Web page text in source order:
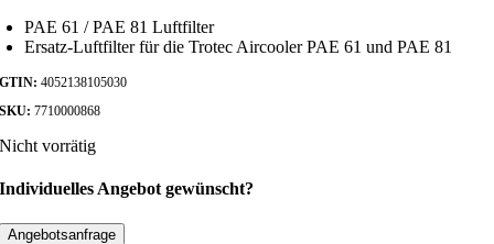
PAE 61 / PAE 81 Luftfilter
Ersatz-Luftfilter für die Trotec Aircooler PAE 61 und PAE 81
GTIN: 4052138105030
SKU: 7710000868
Nicht vorrätig
Individuelles Angebot gewünscht?
Angebotsanfrage